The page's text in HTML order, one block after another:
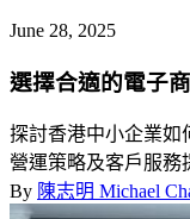
June 28, 2025
選擇合適的電子
探討香港中小企業如
營運策略及客戶服務
By 陳志明 Michael